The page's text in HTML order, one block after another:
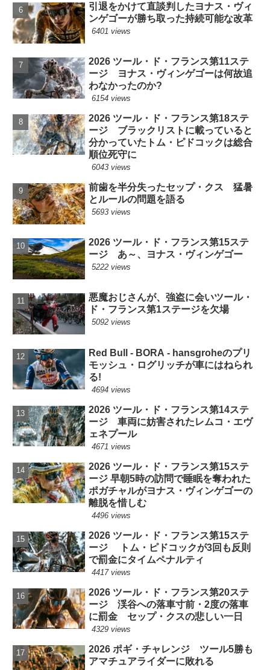
引退をかけて直談判したヨナス・ヴィ
ンゲゴーが勝ち取った持続可能な改革
6401 views
2026 ツール・ド・フランス第11ステ
ージ ヨナス・ヴィンゲゴーは何故追
わなかったのか?
6154 views
2026 ツール・ド・フランス第18ステ
ージ ブラックリストに載っていると
分かっていたトム・ピドコックは総合
順位死守に
6043 views
前歯を半分失ったセップ・クス 猛暑
とルールの問題を語る
5693 views
2026 ツール・ド・フランス第15ステ
ージ あ～、ヨナス・ヴィンゲゴー
5222 views
悪魔おじさんが、強盗に会いツール・
ド・フランス第1ステージを欠場
5092 views
Red Bull - BORA - hansgroheのプリ
モッシュ・ログリッチが車にはねられ
る!
4694 views
2026 ツール・ド・フランス第14ステ
ージ 車両に妨害されたレムコ・エヴ
ェネプール
4671 views
2026 ツール・ド・フランス第15ステ
ージ 早朝5時の訪問で睡眠を奪われた
ポガチャルがヨナス・ヴィンゲゴーの
離脱を惜しむ
4496 views
2026 ツール・ド・フランス第15ステ
ージ トム・ピドコックが3回も反則
で罰金にタイムペナルティ
4417 views
2026 ツール・ド・フランス第20ステ
ージ 渓谷への落車寸前・2度の落車
に罰金 セップ・クスの悲しい一日
4329 views
2026 ポギ・チャレンジ ツール5勝も
アマチュアライダーに敗れる